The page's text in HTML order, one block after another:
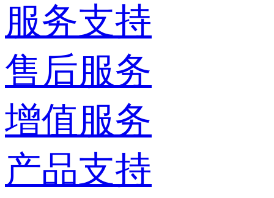
服务支持
售后服务
增值服务
产品支持